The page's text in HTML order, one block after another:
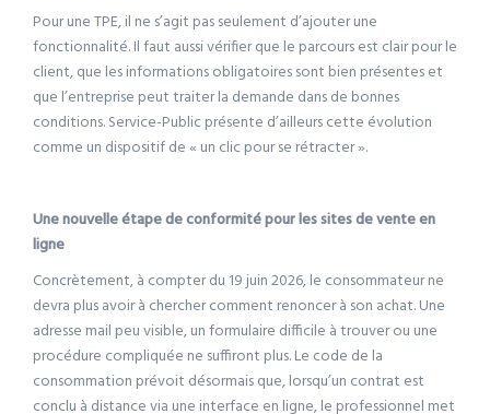
Pour une TPE, il ne s’agit pas seulement d’ajouter une
fonctionnalité. Il faut aussi vérifier que le parcours est clair pour le
client, que les informations obligatoires sont bien présentes et
que l’entreprise peut traiter la demande dans de bonnes
conditions. Service-Public présente d’ailleurs cette évolution
comme un dispositif de « un clic pour se rétracter ».
Une nouvelle étape de conformité pour les sites de vente en
ligne
Concrètement, à compter du 19 juin 2026, le consommateur ne
devra plus avoir à chercher comment renoncer à son achat. Une
adresse mail peu visible, un formulaire difficile à trouver ou une
procédure compliquée ne suffiront plus. Le code de la
consommation prévoit désormais que, lorsqu’un contrat est
conclu à distance via une interface en ligne, le professionnel met